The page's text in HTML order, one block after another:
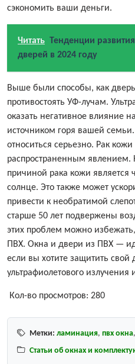
сэкономить ваши деньги.
Читать Тенденции
дверей в 2024 году
Выше были способы, как
противостоять УФ-лучам.
оказать негативное влияние
источником горя вашей семьи.
относиться серьезно. Рак
распространенным явлением.
причиной рака кожи
солнце. Это также может
привести к необратимой
старше 50 лет подвержены
этих проблем можно
ПВХ. Окна и двери из ПВХ —
если вы хотите защитить свой
ультрафиолетового излучения
Кол-во просмотров: 280
Метки: ламинация, пвх окна,
Статьи об окнах и